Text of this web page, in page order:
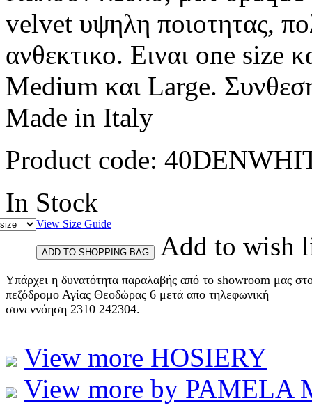
velvet υψηλη ποιοτητας,
ανθεκτικο. Ειναι one size
Medium και Large.
Made in Italy
Product code:
In Stock
View Size Guide
Add to wish
Υπάρχει η δυνατότητα παραλαβής από το showroom μας
πεζόδρομο Αγίας Θεοδώρας 6 μετά απο τηλεφωνική
συνεννόηση 2310 242304.
View more HOSIERY
View more by PAMELA